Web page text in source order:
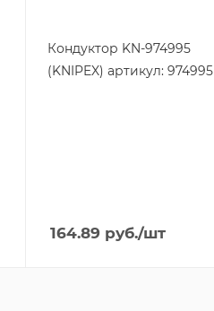
Кондуктор KN-974995
(KNIPEX) артикул: 974995
164.89 руб./шт